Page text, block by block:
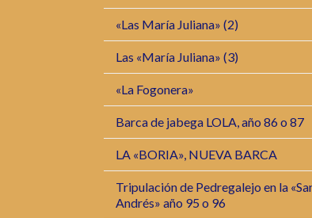
«Las María Juliana» (2)
Las «María Juliana» (3)
«La Fogonera»
Barca de jabega LOLA, año 86 o 87
LA «BORIA», NUEVA BARCA
Tripulación de Pedregalejo en la
Andrés» año 95 o 96